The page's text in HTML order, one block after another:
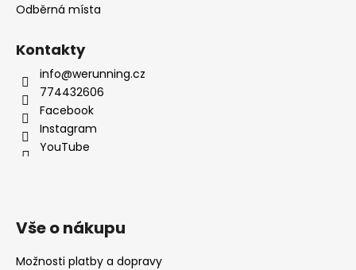
Odběrná místa
Kontakty
info@werunning.cz
774432606
Facebook
Instagram
YouTube
Vše o nákupu
Možnosti platby a dopravy